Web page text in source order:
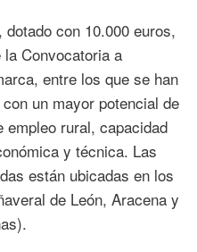
con 10.000 euros,
Convocatoria a
entre los que se han
un mayor potencial de
rural, capacidad
y técnica. Las
están ubicadas en los
de León, Aracena y